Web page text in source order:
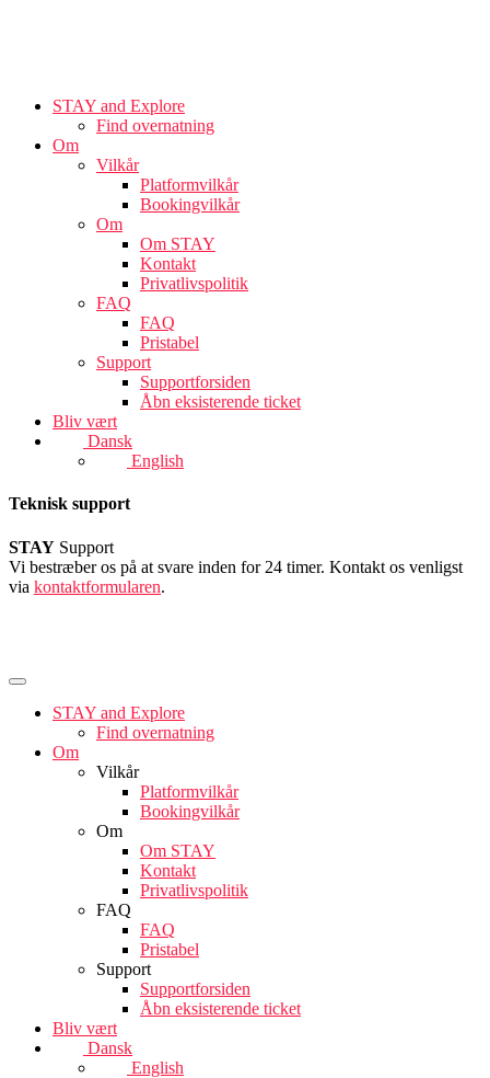
STAY and Explore
Find overnatning
Om
Vilkår
Platformvilkår
Bookingvilkår
Om
Om STAY
Kontakt
Privatlivspolitik
FAQ
FAQ
Pristabel
Support
Supportforsiden
Åbn eksisterende ticket
Bliv vært
Dansk
English
Teknisk support
STAY Support
Vi bestræber os på at svare inden for 24 timer. Kontakt os venligst
via kontaktformularen.
STAY and Explore
Find overnatning
Om
Vilkår
Platformvilkår
Bookingvilkår
Om
Om STAY
Kontakt
Privatlivspolitik
FAQ
FAQ
Pristabel
Support
Supportforsiden
Åbn eksisterende ticket
Bliv vært
Dansk
English